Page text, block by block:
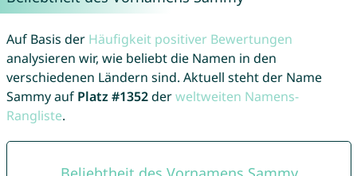
Auf Basis der Häufigkeit positiver Bewertungen
analysieren wir, wie beliebt die Namen in den
verschiedenen Ländern sind. Aktuell steht der Name
Sammy auf Platz #1352derweltweiten Namens-
Rangliste.